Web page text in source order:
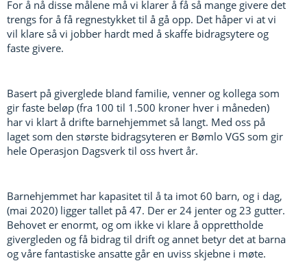
For å nå disse målene må vi klarer å få så mange givere det
trengs for å få regnestykket til å gå opp. Det håper vi at vi
vil klare så vi jobber hardt med å skaffe bidragsytere og
faste givere.
Basert på giverglede bland familie, venner og kollega som
gir faste beløp (fra 100 til 1.500 kroner hver i måneden)
har vi klart å drifte barnehjemmet så langt. Med oss på
laget som den største bidragsyteren er Bømlo VGS som gir
hele Operasjon Dagsverk til oss hvert år.​
Barnehjemmet har kapasitet til å ta imot 60 barn, og i dag,
(mai 2020) ligger tallet på 47. Der er 24 jenter og 23 gutter.
Behovet er enormt, og om ikke vi klare å opprettholde
givergleden og få bidrag til drift og annet betyr det at barna
og våre fantastiske ansatte går en uviss skjebne i møte.